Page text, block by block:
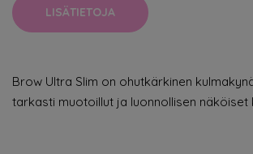
LISÄTIETOJA
Brow Ultra Slim on ohutkärkinen
tarkasti muotoillut ja luonnollisen näköiset